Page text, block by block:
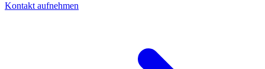
Kontakt aufnehmen